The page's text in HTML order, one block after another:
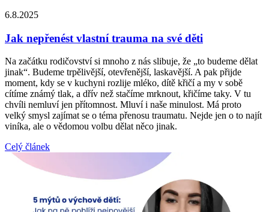
6.8.2025
Jak nepřenést vlastní trauma na své děti
Na začátku rodičovství si mnoho z nás slibuje, že „to budeme dělat
jinak“. Budeme trpělivější, otevřenější, laskavější. A pak přijde
moment, kdy se v kuchyni rozlije mléko, dítě křičí a my v sobě
cítíme známý tlak, a dřív než stačíme mrknout, křičíme taky. V tu
chvíli nemluví jen přítomnost. Mluví i naše minulost. Má proto
velký smysl zajímat se o téma přenosu traumatu. Nejde jen o to najít
viníka, ale o vědomou volbu dělat něco jinak.
Celý článek